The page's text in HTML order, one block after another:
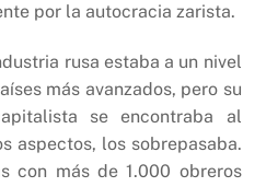
por la autocracia zarista.
rusa estaba a un nivel
más avanzados, pero su
se encontraba al
aspectos, los sobrepasaba.
con más de 1.000 obreros